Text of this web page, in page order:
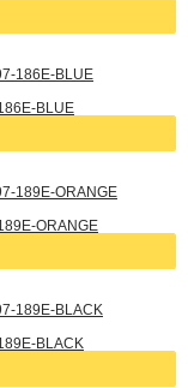
BLUE
ORANGE
BLACK